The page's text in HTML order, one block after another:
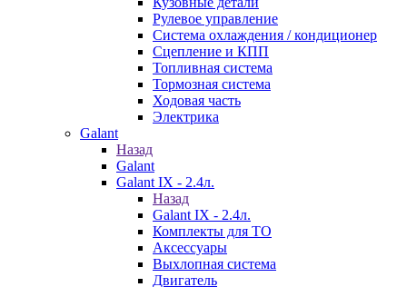
Рулевое управление
Система охлаждения / кондиционер
Сцепление и КПП
Топливная система
Тормозная система
Ходовая часть
Электрика
Galant
Назад
Galant
Galant IX - 2.4л.
Назад
Galant IX - 2.4л.
Комплекты для ТО
Аксессуары
Выхлопная система
Двигатель